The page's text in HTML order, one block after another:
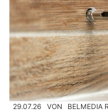
29.07.26 VON BELMEDIA